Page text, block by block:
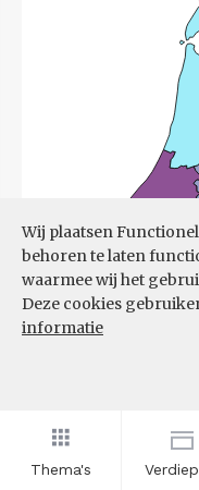
Thema's
Wij plaatsen
behoren te laten
waarmee wij het
Deze cookies
informatie